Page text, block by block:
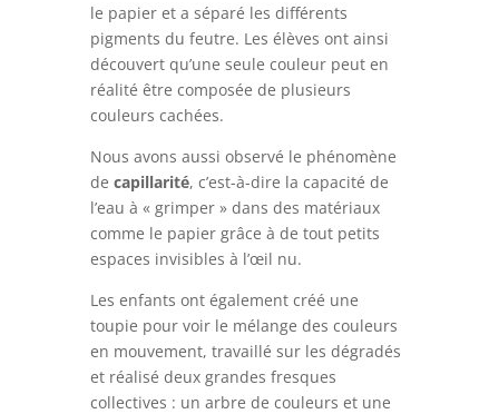
le papier et a séparé les différents
pigments du feutre. Les élèves ont ainsi
découvert qu’une seule couleur peut en
réalité être composée de plusieurs
couleurs cachées.
Nous avons aussi observé le phénomène
de capillarité, c’est-à-dire la capacité de
l’eau à « grimper » dans des matériaux
comme le papier grâce à de tout petits
espaces invisibles à l’œil nu.
Les enfants ont également créé une
toupie pour voir le mélange des couleurs
en mouvement, travaillé sur les dégradés
et réalisé deux grandes fresques
collectives : un arbre de couleurs et une